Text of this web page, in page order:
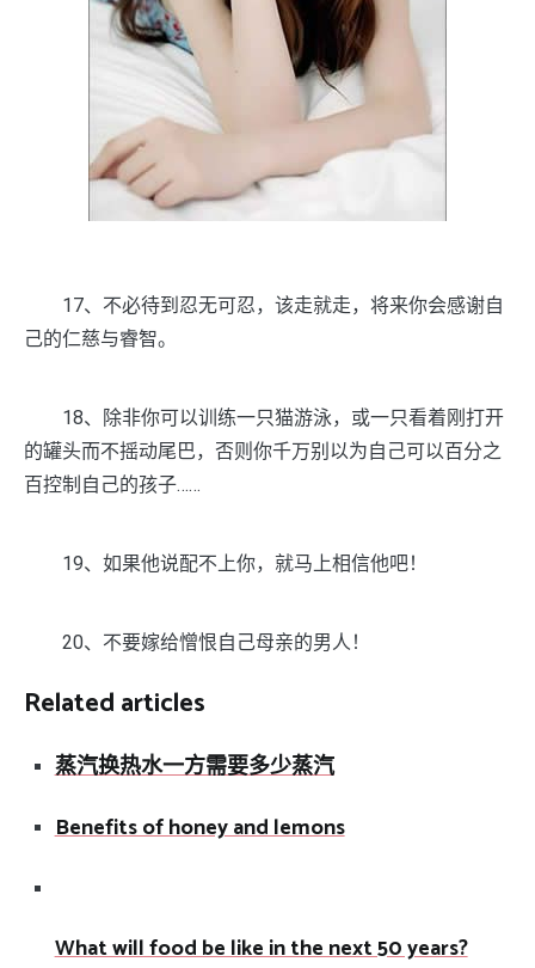
17、不必待到忍无可忍，该走就走，将来你会感谢自
己的仁慈与睿智。
18、除非你可以训练一只猫游泳，或一只看着刚打开
的罐头而不摇动尾巴，否则你千万别以为自己可以百分之
百控制自己的孩子……
19、如果他说配不上你，就马上相信他吧！
20、不要嫁给憎恨自己母亲的男人！
Related articles
蒸汽换热水一方需要多少蒸汽
Benefits of honey and lemons
What will food be like in the next 50 years?